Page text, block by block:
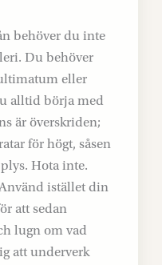
behöver du inte
Du behöver
eller
alltid börja med
är överskriden;
för högt, såsen
Hota inte.
istället din
att sedan
lugn om vad
att underverk